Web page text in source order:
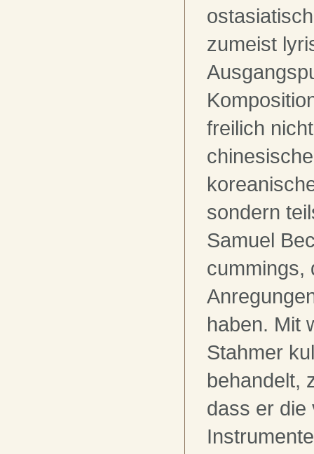
zumeist
freilich
sondern
Samuel
cummings,
haben. Mit
Stahmer
behandelt,
dass er die